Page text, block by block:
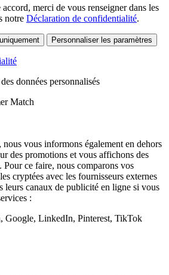
merci de vous renseigner dans les
notre Déclaration de confidentialité.
Personnaliser les paramètres
données personnalisés
Match
vous informons également en dehors
des promotions et vous affichons des
Pour ce faire, nous comparons vos
cryptées avec les fournisseurs externes
leurs canaux de publicité en ligne si vous
:
Google, LinkedIn, Pinterest, TikTok